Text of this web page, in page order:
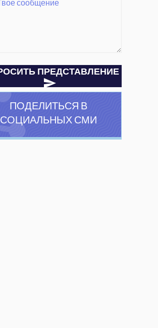
ЗАПРОСИТЬ ПРЕДСТАВЛЕНИЕ
ПОДЕЛИТЬСЯ В
СОЦИАЛЬНЫХ СМИ